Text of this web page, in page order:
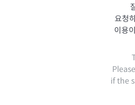
요청
이용
if the